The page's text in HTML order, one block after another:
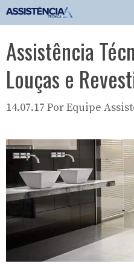
Pular
para
conteúdo
Assistência
Louças e
14.07.17 PorEquipe